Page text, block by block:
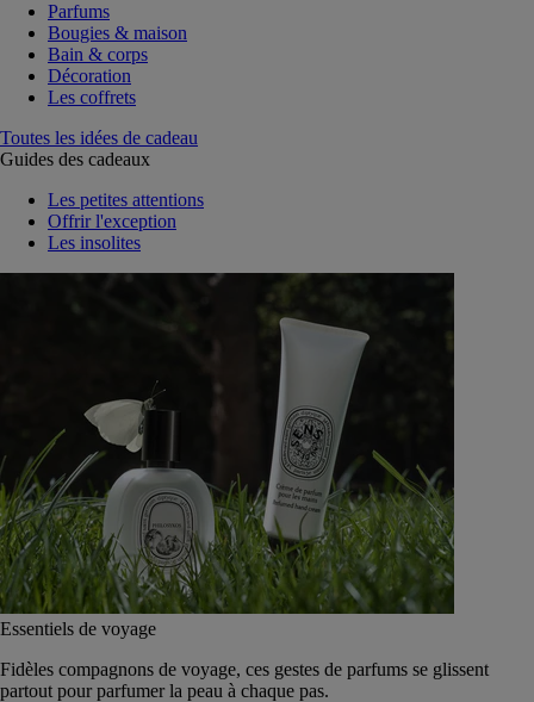
Parfums
Bougies & maison
Bain & corps
Décoration
Les coffrets
Toutes les idées de cadeau
Guides des cadeaux
Les petites attentions
Offrir l'exception
Les insolites
Essentiels de voyage
Fidèles compagnons de voyage, ces gestes de parfums se glissent
partout pour parfumer la peau à chaque pas.